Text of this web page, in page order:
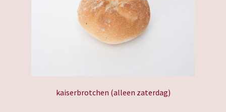
kaiserbrotchen (alleen zaterdag)